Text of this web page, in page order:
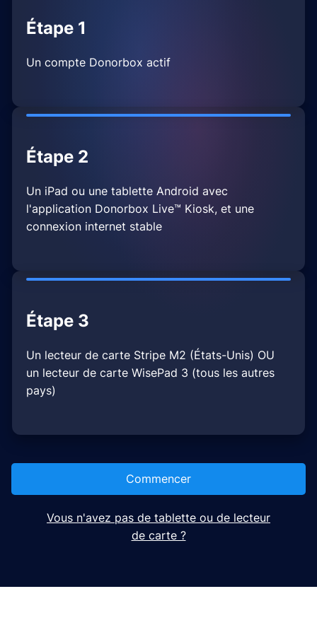
Étape 1
Un compte Donorbox actif
Étape 2
Un iPad ou une tablette Android avec
l'application Donorbox Live™ Kiosk, et une
connexion internet stable
Étape 3
Un lecteur de carte Stripe M2 (États-Unis) OU
un lecteur de carte WisePad 3 (tous les autres
pays)
Commencer
Vous n'avez pas de tablette ou de lecteur
de carte ?